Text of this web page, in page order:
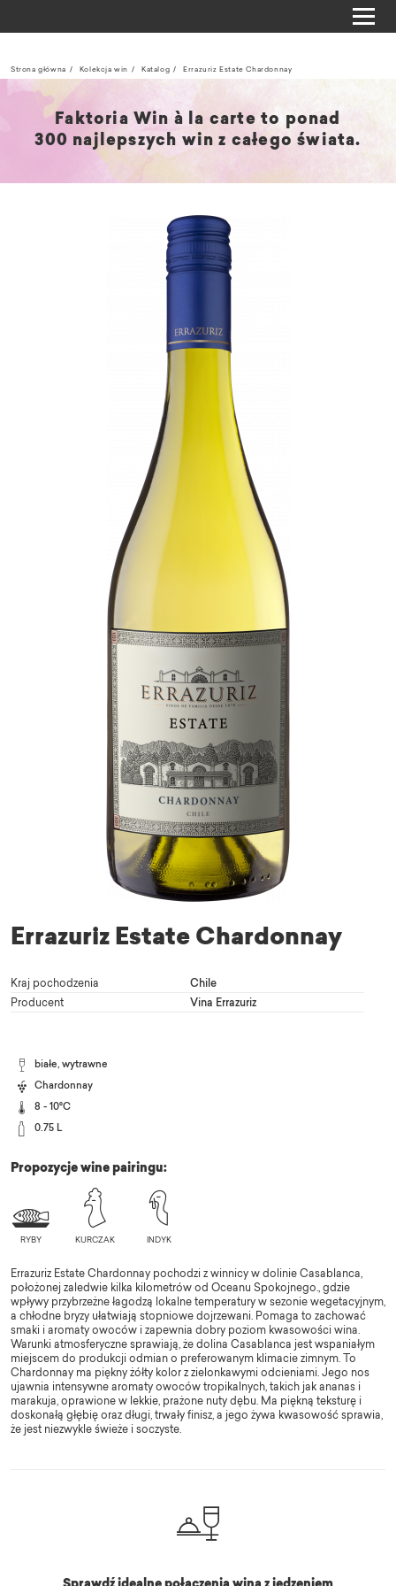
Strona główna Kolekcja win Katalog Errazuriz Estate Chardonnay
Faktoria Win à la carte to ponad
300 najlepszych win z całego świata.
Errazuriz Estate Chardonnay
Kraj pochodzenia
Chile
Producent
Vina Errazuriz
białe, wytrawne
Chardonnay
8 - 10°C
0.75 L
Propozycje wine pairingu:
Errazuriz Estate Chardonnay pochodzi z winnicy w dolinie Casablanca,
położonej zaledwie kilka kilometrów od Oceanu Spokojnego., gdzie
wpływy przybrzeżne łagodzą lokalne temperatury w sezonie wegetacyjnym,
a chłodne bryzy ułatwiają stopniowe dojrzewani. Pomaga to zachować
smaki i aromaty owoców i zapewnia dobry poziom kwasowości wina.
Warunki atmosferyczne sprawiają, że dolina Casablanca jest wspaniałym
miejscem do produkcji odmian o preferowanym klimacie zimnym. To
Chardonnay ma piękny żółty kolor z zielonkawymi odcieniami. Jego nos
ujawnia intensywne aromaty owoców tropikalnych, takich jak ananas i
marakuja, oprawione w lekkie, prażone nuty dębu. Ma piękną teksturę i
doskonałą głębię oraz długi, trwały finisz, a jego żywa kwasowość sprawia,
że jest niezwykle świeże i soczyste.